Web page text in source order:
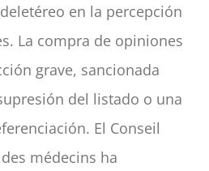
en la percepción
La compra de opiniones
grave, sancionada
del listado o una
El Conseil
médecins ha